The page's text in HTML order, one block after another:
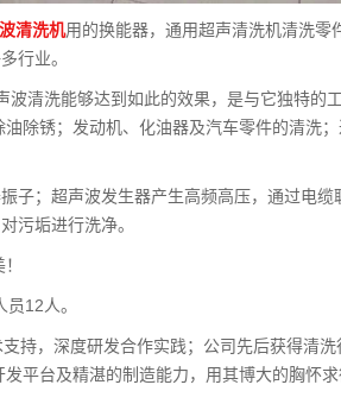
清洗机用的换能器，通用超声清洗机清洗零
行业。
清洗能够达到如此的效果，是与它独特的
除锈；发动机、化油器及汽车零件的清洗
子；超声波发生器产生高频高压，通过电缆
污垢进行洗净。
12人。
持，深度研发合作实践；公司先后获得清洗
平台及精湛的制造能力，用其博大的胸怀求